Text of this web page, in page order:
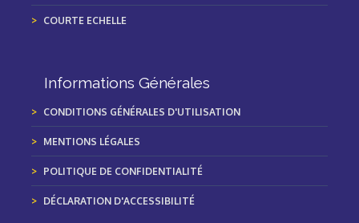
COURTE ECHELLE
Informations Générales
CONDITIONS GÉNÉRALES D'UTILISATION
MENTIONS LÉGALES
POLITIQUE DE CONFIDENTIALITÉ
DÉCLARATION D'ACCESSIBILITÉ